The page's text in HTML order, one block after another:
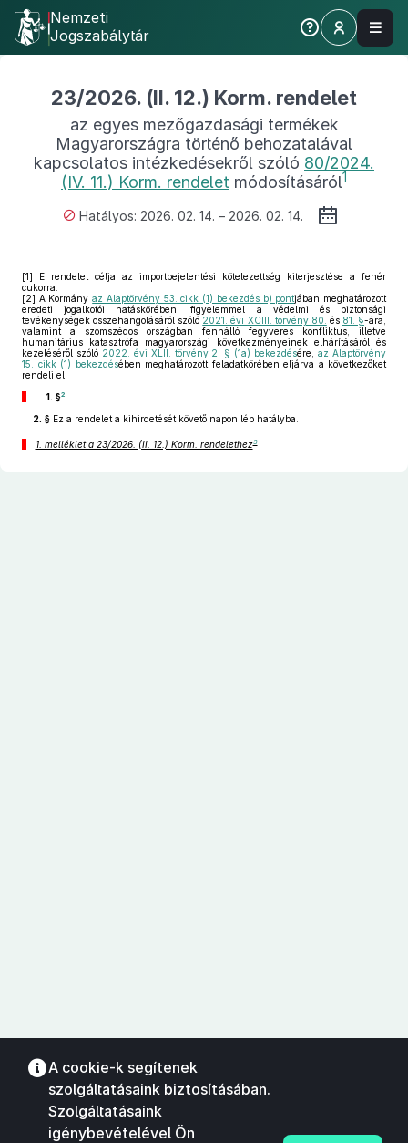
Nemzeti
Jogszabálytár
23/2026. (II. 12.) Korm. rendelet
az egyes mezőgazdasági termékek
Magyarországra történő behozatalával
kapcsolatos intézkedésekről szóló 80/2024.
(IV. 11.) Korm. rendelet módosításáról1
Hatályos: 2026. 02. 14. – 2026. 02. 14.
[1] E rendelet célja az importbejelentési kötelezettség kiterjesztése a fehér
cukorra.
[2] A Kormányaz Alaptörvény 53. cikk (1) bekezdés b) pontjában meghatározott
eredeti jogalkotói hatáskörében, figyelemmel a védelmi és biztonsági
tevékenységek összehangolásáról szóló 2021. évi XCIII. törvény 80. és 81. §-ára,
valamint a szomszédos országban fennálló fegyveres konfliktus, illetve
humanitárius katasztrófa magyarországi következményeinek elhárításáról és
kezeléséről szóló 2022. évi XLII. törvény 2. § (1a) bekezdésére,az Alaptörvény
15. cikk (1) bekezdésében meghatározott feladatkörében eljárva a következőket
rendeli el:
1. §2
2. § Ez a rendelet a kihirdetését követő napon lép hatályba.
1. melléklet a 23/2026. (II. 12.) Korm. rendelethez3
A cookie-k segítenek
szolgáltatásaink biztosításában.
Szolgáltatásaink
igénybevételével Ön